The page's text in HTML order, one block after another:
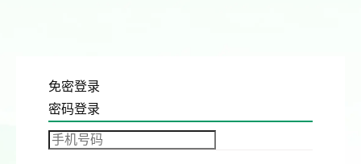
免密登录
密码登录